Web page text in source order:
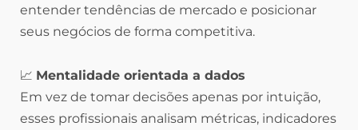
entender tendências de mercado e posicionar
seus negócios de forma competitiva.
📈 Mentalidade orientada a dados
Em vez de tomar decisões apenas por intuição,
esses profissionais analisam métricas, indicadores